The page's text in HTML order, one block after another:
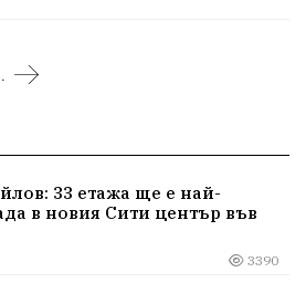
33 етажа ще е най-
в новия Сити център във
3390